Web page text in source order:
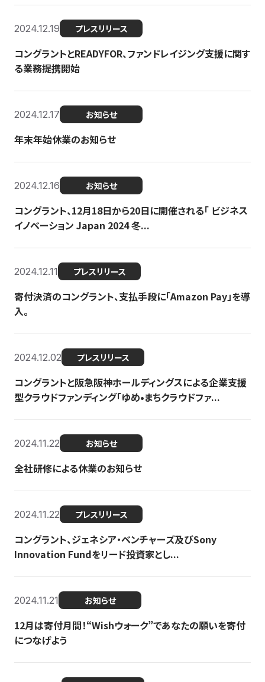
2024.12.19 プレスリリース
コングラントとREADYFOR、ファンドレイジング支援に関す
る業務提携開始
2024.12.17 お知らせ
年末年始休業のお知らせ
2024.12.16 お知らせ
コングラント、12月18日から20日に開催される「 ビジネス
イノベーション Japan 2024 冬...
2024.12.11 プレスリリース
寄付決済のコングラント、支払手段に「Amazon Pay」を導
入。
2024.12.02 プレスリリース
コングラントと阪急阪神ホールディングスによる企業支援
型クラウドファンディング「ゆめ•まちクラウドファ...
2024.11.22 お知らせ
全社研修による休業のお知らせ
2024.11.22 プレスリリース
コングラント、ジェネシア・ベンチャーズ及びSony
Innovation Fundをリード投資家とし...
2024.11.21 お知らせ
12月は寄付月間！“Wishウォーク”であなたの願いを寄付
につなげよう